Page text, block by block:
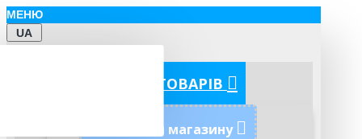
МЕНЮ
UA
КАТЕГОРІЇ ТОВАРІВ
Новинки магазину